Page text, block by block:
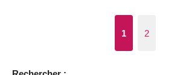
1 2